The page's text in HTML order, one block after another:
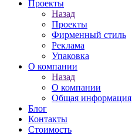
Проекты
Назад
Проекты
Фирменный стиль
Реклама
Упаковка
О компании
Назад
О компании
Общая информация
Блог
Контакты
Стоимость